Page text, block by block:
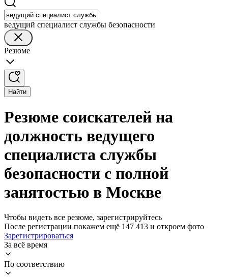
ведущий специалист службы безопасности
Резюме
Найти
Резюме соискателей на
должность ведущего
специалиста службы
безопасности с полной
занятостью в Москве
Чтобы видеть все резюме, зарегистрируйтесь
После регистрации покажем ещё 147 413 и откроем фото
Зарегистрироваться
За всё время
По соответствию